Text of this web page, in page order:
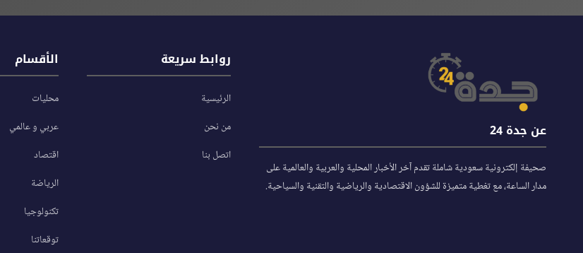
عن جدة 24
صحيفة إلكترونية سعودية شاملة تقدم آخر الأخبار المحلية والعربية والعالمية على
مدار الساعة، مع تغطية متميزة للشؤون الاقتصادية والرياضية والتقنية والسياحية.
روابط سريعة
الرئيسية
من نحن
اتصل بنا
الأقسام
محليات
عربي و عالمي
اقتصاد
الرياضة
تكنولوجيا
توقعاتنا